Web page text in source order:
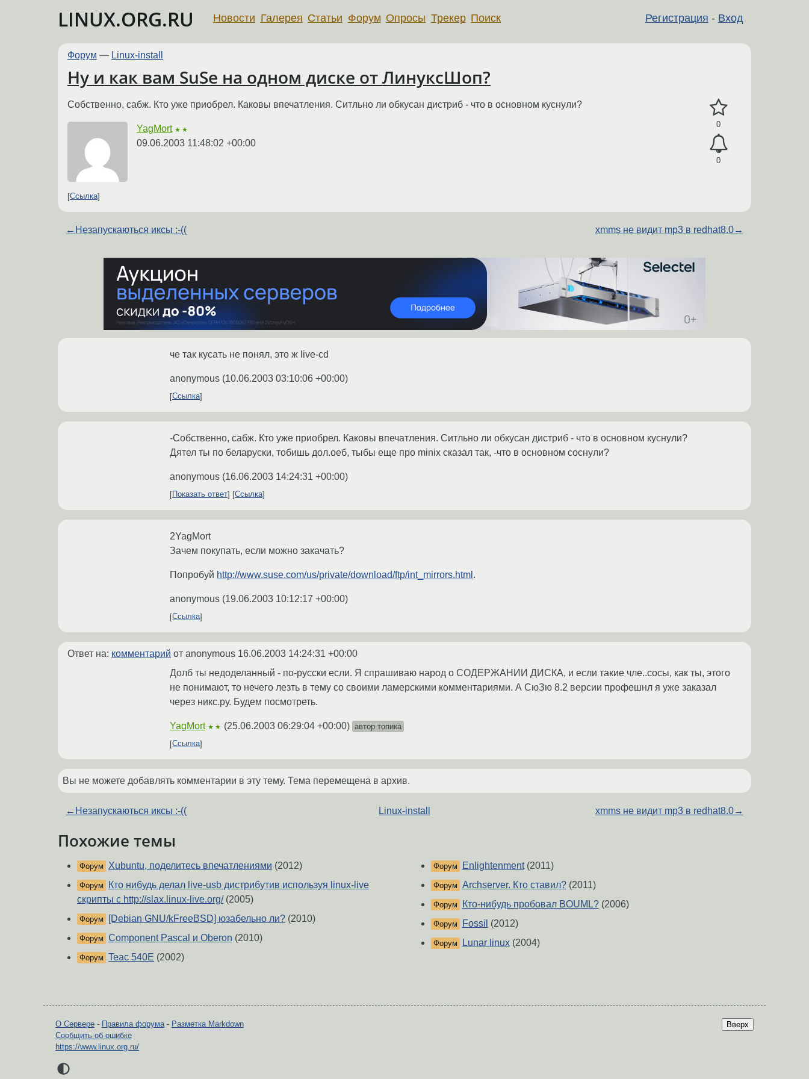
LINUX.ORG.RU Регистрация - Вход
Новости Галерея Статьи Форум Опросы Трекер Поиск
Форум — Linux-install
Ну и как вам SuSe на одном диске от ЛинуксШоп?
0
0
Собственно, сабж. Кто уже приобрел. Каковы впечатления. Ситльно ли обкусан дистриб - что в основном куснули?
YagMort ★★
09.06.2003 11:48:02 +00:00
Ссылка
← Незапускаються иксы :-(( xmms не видит mp3 в redhat8.0→
че так кусать не понял, это ж live-cd
anonymous (10.06.2003 03:10:06 +00:00)
Ссылка
-Собственно, сабж. Кто уже приобрел. Каковы впечатления. Ситльно ли обкусан дистриб - что в основном куснули?
Дятел ты по беларуски, тобишь дол.оеб, тыбы еще про minix сказал так, -что в основном соснули?
anonymous (16.06.2003 14:24:31 +00:00)
Показать ответ Ссылка
2YagMort
Зачем покупать, если можно закачать?
Попробуй http://www.suse.com/us/private/download/ftp/int_mirrors.html .
anonymous (19.06.2003 10:12:17 +00:00)
Ссылка
Ответ на: комментарий от anonymous 16.06.2003 14:24:31 +00:00
Долб ты недоделанный - по-русски если. Я спрашиваю народ о СОДЕРЖАНИИ ДИСКА, и если такие чле..сосы, как ты, этого
не понимают, то нечего лезть в тему со своими ламерскими комментариями. А СюЗю 8.2 версии профешнл я уже заказал
через никс.ру. Будем посмотреть.
YagMort ★★ (25.06.2003 06:29:04 +00:00) автор топика
Ссылка
Вы не можете добавлять комментарии в эту тему. Тема перемещена в архив.
← Незапускаються иксы :-(( Linux-install xmms не видит mp3 в redhat8.0→
Похожие темы
Форум Xubuntu, поделитесь впечатлениями (2012)
Форум
Кто нибудь делал live-usb дистрибутив используя linux-live
скрипты с http://slax.linux-live.org/ (2005)
Форум [Debian GNU/kFreeBSD] юзабельно ли? (2010)
Форум Component Pascal и Oberon (2010)
Форум Teac 540E (2002)
Форум Enlightenment(2011)
Форум Archserver. Кто ставил?(2011)
Форум Кто-нибудь пробовал BOUML?(2006)
Форум Fossil (2012)
Форум Lunar linux(2004)
Вверх
О Сервере - Правила форума- Разметка Markdown
Сообщить об ошибке
https://www.linux.org.ru/